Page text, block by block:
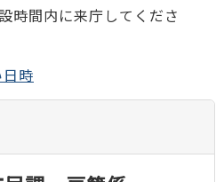
時間内に来庁してくださ
時